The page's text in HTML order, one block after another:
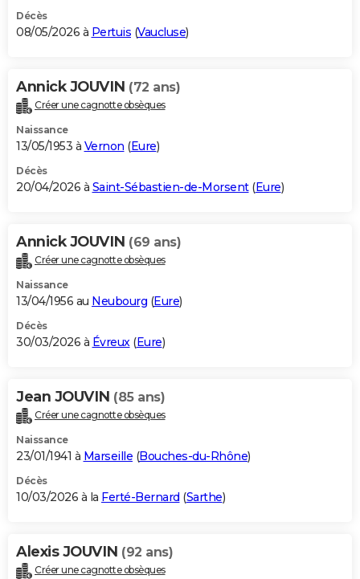
Décès
08/05/2026 à Pertuis (Vaucluse)
Annick JOUVIN (72 ans)
Créer une cagnotte obsèques
Naissance
13/05/1953 à Vernon (Eure)
Décès
20/04/2026 à Saint-Sébastien-de-Morsent(Eure)
Annick JOUVIN (69 ans)
Créer une cagnotte obsèques
Naissance
13/04/1956 au Neubourg (Eure)
Décès
30/03/2026 à Évreux(Eure)
Jean JOUVIN (85 ans)
Créer une cagnotte obsèques
Naissance
23/01/1941 à Marseille (Bouches-du-Rhône)
Décès
10/03/2026 à la Ferté-Bernard (Sarthe)
Alexis JOUVIN (92 ans)
Créer une cagnotte obsèques